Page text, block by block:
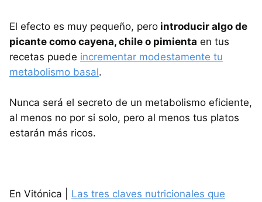
El efecto es muy pequeño, pero introducir algo de
picante como cayena, chile o pimienta en tus
recetas puede incrementar modestamente tu
metabolismo basal.
Nunca será el secreto de un metabolismo eficiente,
al menos no por si solo, pero al menos tus platos
estarán más ricos.
En Vitónica | Las tres claves nutricionales que